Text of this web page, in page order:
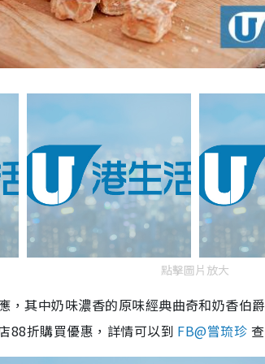
點擊圖片放大
，其中奶味濃香的原味經典曲奇和奶香伯
88折購買優惠，詳情可以到 FB@嘗琉珍